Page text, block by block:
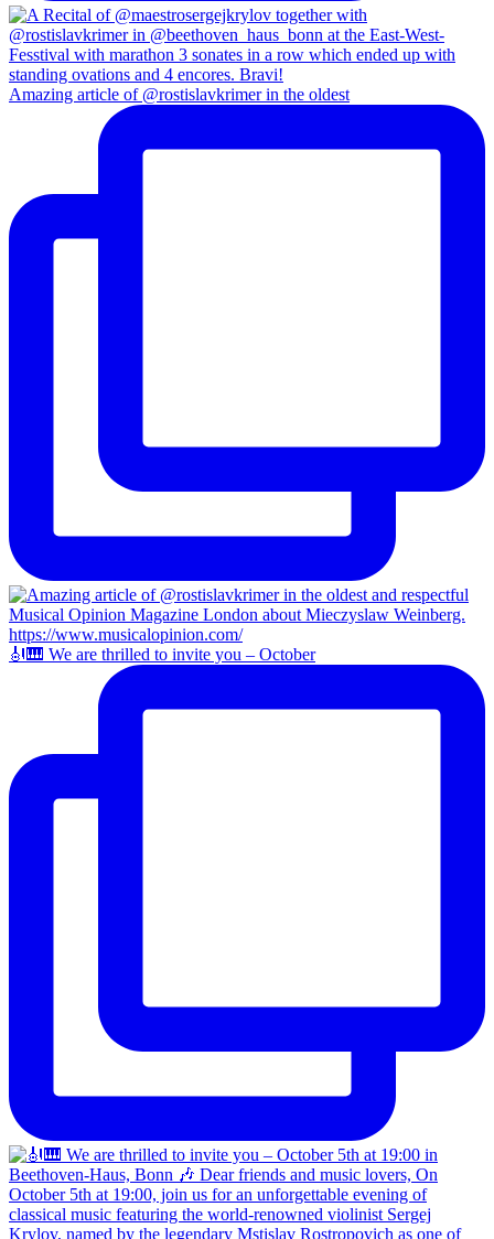
Amazing article of @rostislavkrimer in the oldest
🎻🎹 We are thrilled to invite you – October